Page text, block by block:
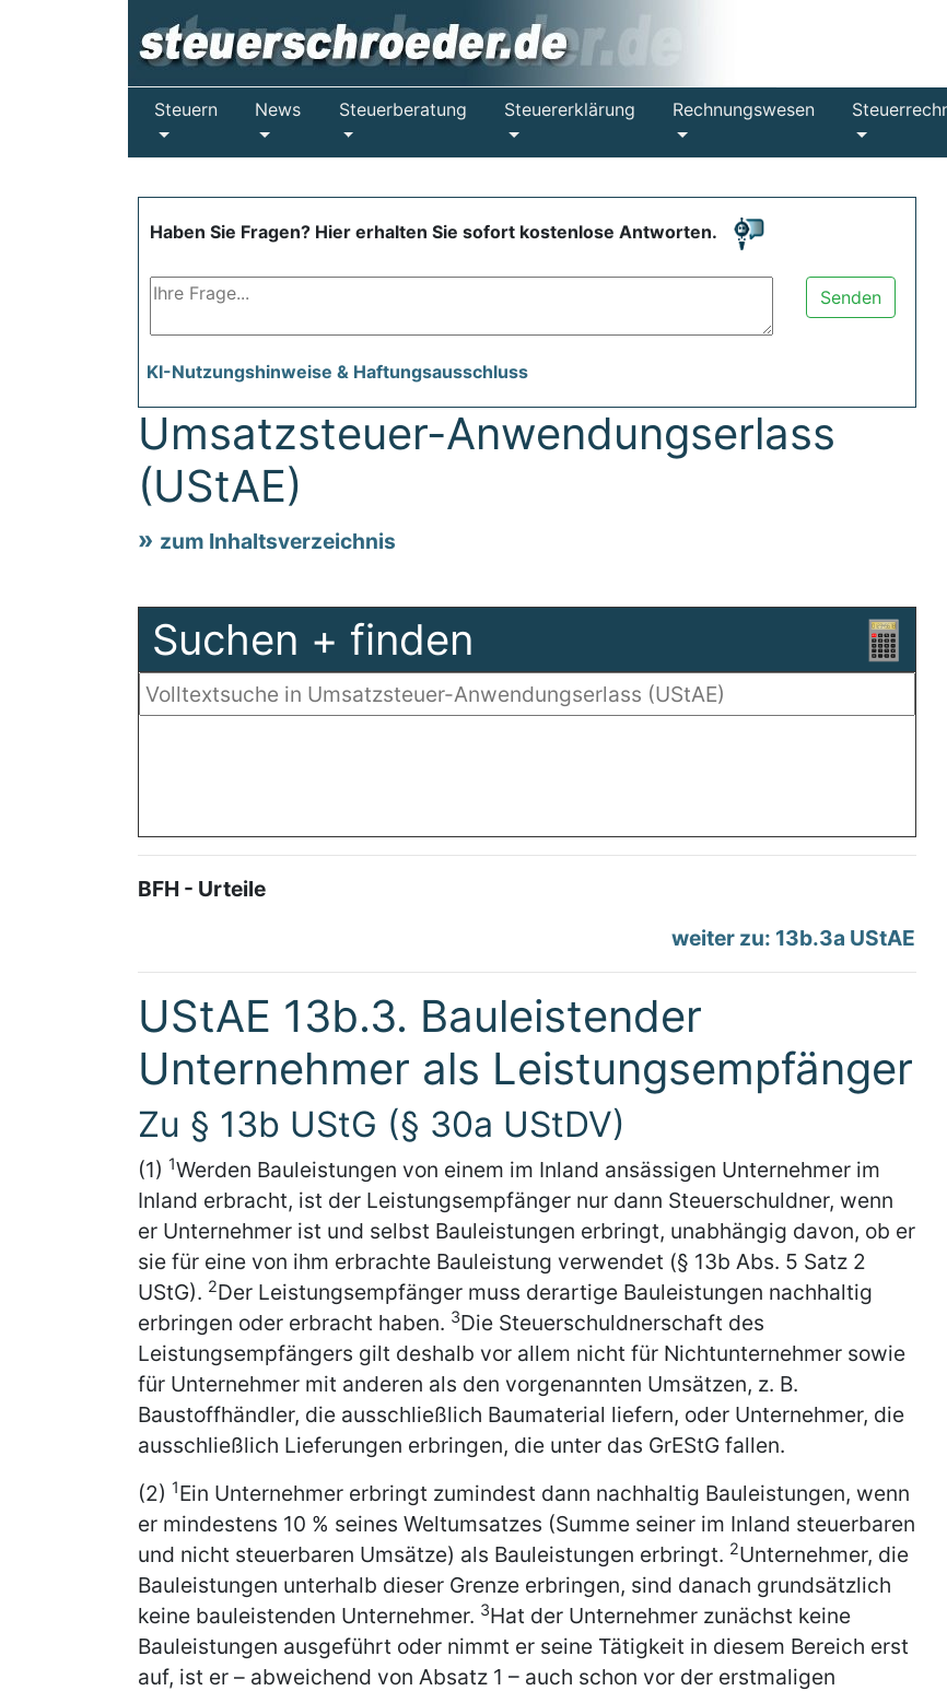
Steuern News Steuerberatung Steuererklärung Rechnungswesen
Haben Sie Fragen? Hier erhalten Sie sofort kostenlose Antworten.
Senden
KI-Nutzungshinweise & Haftungsausschluss
Umsatzsteuer-Anwendungserlass
(UStAE)
zum Inhaltsverzeichnis
Suchen + finden
BFH - Urteile
weiter zu: 13b.3a UStAE
UStAE 13b.3. Bauleistender
Unternehmer als Leistungsempfänger
Zu § 13b UStG (§ 30a UStDV)
(1) 1Werden Bauleistungen von einem im Inland ansässigen Unternehmer im
Inland erbracht, ist der Leistungsempfänger nur dann Steuerschuldner, wenn
er Unternehmer ist und selbst Bauleistungen erbringt, unabhängig davon, ob er
sie für eine von ihm erbrachte Bauleistung verwendet (§ 13b Abs. 5 Satz 2
UStG). 2Der Leistungsempfänger muss derartige Bauleistungen nachhaltig
erbringen oder erbracht haben. 3Die Steuerschuldnerschaft des
Leistungsempfängers gilt deshalb vor allem nicht für Nichtunternehmer sowie
für Unternehmer mit anderen als den vorgenannten Umsätzen, z. B.
Baustoffhändler, die ausschließlich Baumaterial liefern, oder Unternehmer, die
ausschließlich Lieferungen erbringen, die unter das GrEStG fallen.
(2) 1Ein Unternehmer erbringt zumindest dann nachhaltig Bauleistungen, wenn
er mindestens 10 % seines Weltumsatzes (Summe seiner im Inland steuerbaren
und nicht steuerbaren Umsätze) als Bauleistungen erbringt. 2Unternehmer, die
Bauleistungen unterhalb dieser Grenze erbringen, sind danach grundsätzlich
keine bauleistenden Unternehmer. 3Hat der Unternehmer zunächst keine
Bauleistungen ausgeführt oder nimmt er seine Tätigkeit in diesem Bereich erst
auf, ist er – abweichend von Absatz 1 – auch schon vor der erstmaligen